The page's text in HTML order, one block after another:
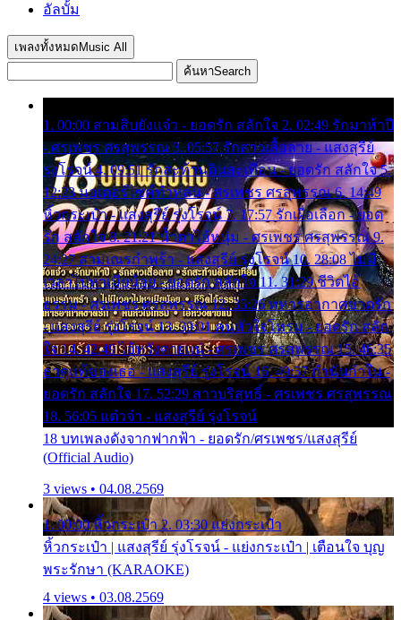
อัลบั้ม
เพลงทั้งหมด Music All
ค้นหาSearch
1. 00:00 สามสิบยังแจ๋ว - ยอดรัก สลักใจ 2. 02:49 รักมาห้าปี
- ศรเพชร ศรสุพรรณ 3. 05:57 รักสาวเสื้อลาย - แสงสุรีย์
รุ่งโรจน์ 4. 09:51 รักสะท้านดินสะเทือน - ยอดรัก สลักใจ 5.
12:23 มอเตอร์ไซค์ทำหล่น - ศรเพชร ศรสุพรรณ 6. 14:49
หิ้วกระเป๋า - แสงสุรีย์ รุ่งโรจน์ 7. 17:57 รักเผื่อเลือก - ยอด
รัก สลักใจ 8. 21:21 น้ำตาไอ้หนุ่ม - ศรเพชร ศรสุพรรณ 9.
24:27 สามเณรกำพร้า - แสงสุรีย์ รุ่งโรจน์ 10. 28:08 ไม่มี
เวลาไปหาเมียน้อย - ยอดรัก สลักใจ 11. 31:29 ชีวิตไอ้
ธรรม - ศรเพชร ศรสุพรรณ 12. 35:26 ทหารอากาศขาดรัก
- แสงสุรีย์ รุ่งโรจน์ 13. 39:01 คนหัวใจโทรม - ยอดรัก สลัก
ใจ 14. 42:49 ไอ้หวังตายแน่ - ศรเพชร ศรสุพรรณ 15. 46:35
ธาตุแท้ของเธอ - แสงสุรีย์ รุ่งโรจน์ 16. 49:57 กำนันกำใน -
ยอดรัก สลักใจ 17. 52:29 สาวบริสุทธิ์ - ศรเพชร ศรสุพรรณ
18. 56:05 แต๋วจ๋า - แสงสุรีย์ รุ่งโรจน์
18 บทเพลงดังจากฟากฟ้า - ยอดรัก/ศรเพชร/แสงสุรีย์
(Official Audio)
3 views • 04.08.2569
1. 00:00 หิ้วกระเป๋า 2. 03:30 แย่งกระเป๋า
หิ้วกระเป๋า | แสงสุรีย์ รุ่งโรจน์ - แย่งกระเป๋า | เตือนใจ บุญ
พระรักษา (KARAOKE)
4 views • 03.08.2569